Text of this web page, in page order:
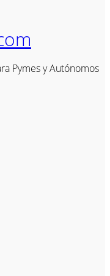
Pymes y Autónomos